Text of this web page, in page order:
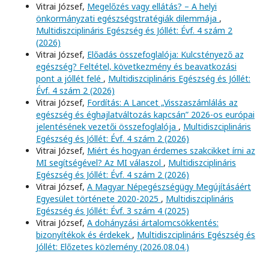
Vitrai József, Megelőzés vagy ellátás? – A helyi
önkormányzati egészségstratégiák dilemmája ,
Multidiszciplináris Egészség és Jóllét: Évf. 4 szám 2
(2026)
Vitrai József, Előadás összefoglalója: Kulcstényező az
egészség? Feltétel, következmény és beavatkozási
pont a jóllét felé , Multidiszciplináris Egészség és Jóllét:
Évf. 4 szám 2 (2026)
Vitrai József, Fordítás: A Lancet „Visszaszámlálás az
egészség és éghajlatváltozás kapcsán” 2026-os európai
jelentésének vezetői összefoglalója , Multidiszciplináris
Egészség és Jóllét: Évf. 4 szám 2 (2026)
Vitrai József, Miért és hogyan érdemes szakcikket írni az
MI segítségével? Az MI válaszol , Multidiszciplináris
Egészség és Jóllét: Évf. 4 szám 2 (2026)
Vitrai József, A Magyar Népegészségügy Megújításáért
Egyesület története 2020-2025 , Multidiszciplináris
Egészség és Jóllét: Évf. 3 szám 4 (2025)
Vitrai József, A dohányzási ártalomcsökkentés:
bizonyítékok és érdekek , Multidiszciplináris Egészség és
Jóllét: Előzetes közlemény (2026.08.04.)